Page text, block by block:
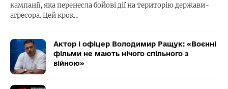
кампанії, яка перенесла бойові дії на територію держави-
агресора. Цей крок…
Актор і офіцер Володимир Ращук: «Воєнні
фільми не мають нічого спільного з
війною»